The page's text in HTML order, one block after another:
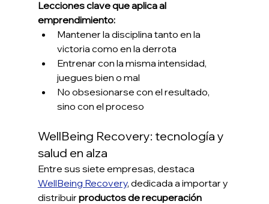
Lecciones clave que aplica al
emprendimiento:
Mantener la disciplina tanto en la
victoria como en la derrota
Entrenar con la misma intensidad,
juegues bien o mal
No obsesionarse con el resultado,
sino con el proceso
WellBeing Recovery: tecnología y
salud en alza
Entre sus siete empresas, destaca
WellBeing Recovery, dedicada a importar y
distribuir productos de recuperación